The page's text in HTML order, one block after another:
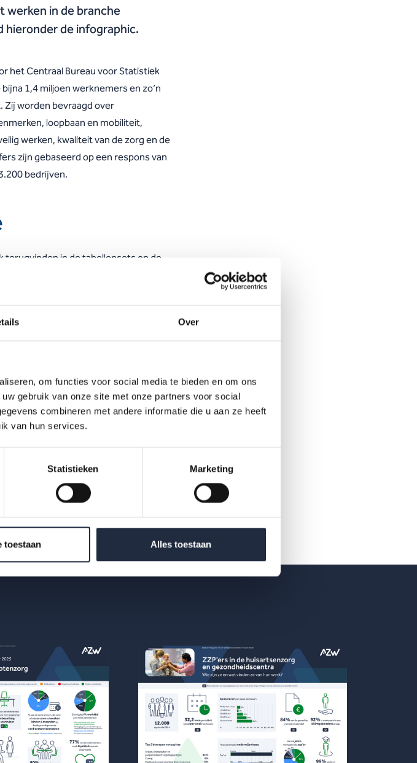
Over
om functies voor social media te bieden en om ons
gebruik van onze site met onze partners voor social
combineren met andere informatie die u aan ze heeft
van hun services.
Statistieken Marketing
toestaan Alles toestaan
werken in de branche
hieronder de infographic.
het Centraal Bureau voor Statistiek
1,4 miljoen werknemers en zo’n
Zij worden bevraagd over
loopbaan en mobiliteit,
werken, kwaliteit van de zorg en de
zijn gebaseerd op een respons van
bedrijven.
terugvinden in de tabellensets op de
– 4